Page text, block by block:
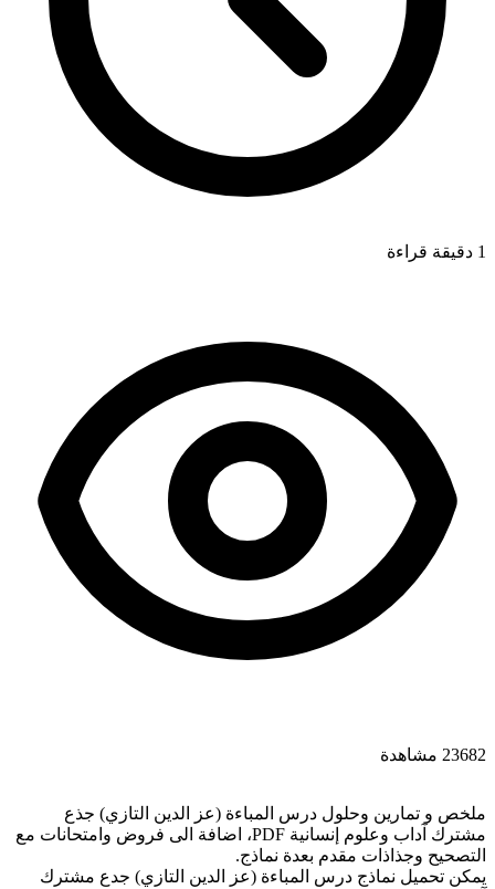
1 دقيقة قراءة
23682 مشاهدة
ملخص و تمارين وحلول درس المباءة (عز الدين التازي) جذع
مشترك آداب وعلوم إنسانية PDF، اضافة الى فروض وامتحانات مع
التصحيح وجذاذات مقدم بعدة نماذج.
يمكن تحميل نماذج درس المباءة (عز الدين التازي) جدع مشترك